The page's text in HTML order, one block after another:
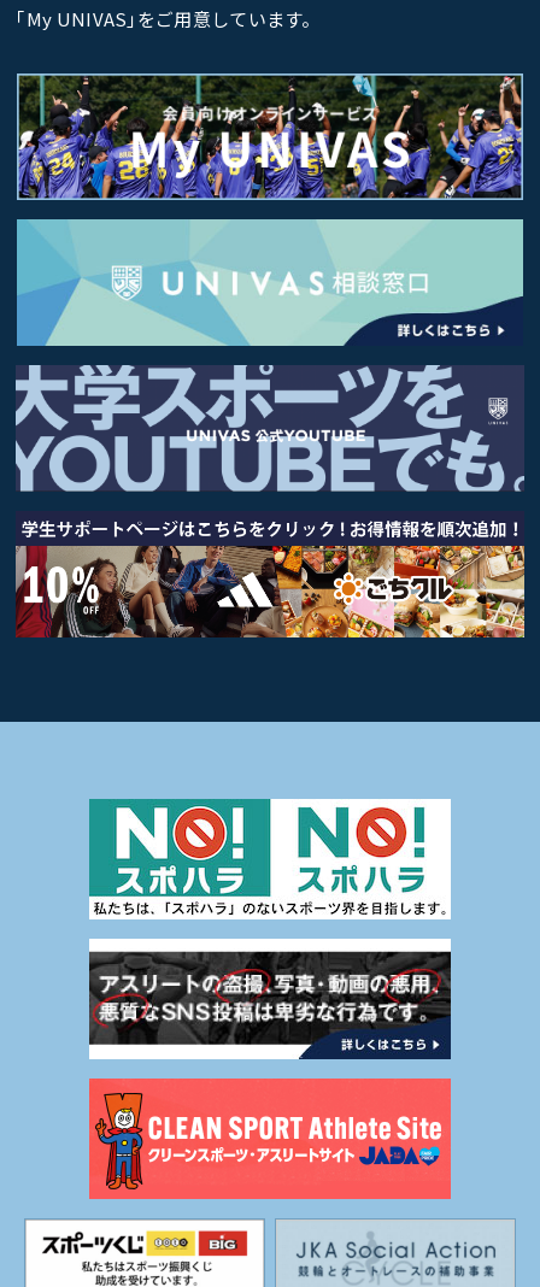
｢My UNIVAS｣をご用意しています。